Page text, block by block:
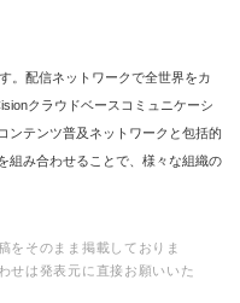
。配信ネットワークで全世界をカ
クラウドベースコミュニケーシ
ンテンツ普及ネットワークと包括的
組み合わせることで、様々な組織の
をそのまま掲載しておりま
せは発表元に直接お願いいた